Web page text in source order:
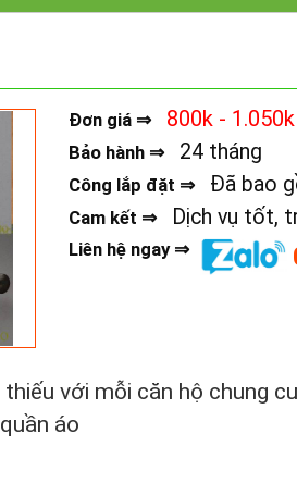
Đơn giá ⇒ 800k - 1.050k
Bảo hành ⇒ 24 tháng
Công lắp đặt ⇒ Đã bao
Cam kết ⇒ Dịch vụ tốt,
Liên hệ ngay ⇒
với mỗi căn hộ chung
áo